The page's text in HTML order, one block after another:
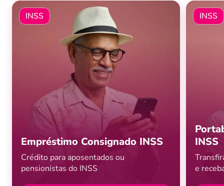
INSS
Empréstimo Consignado INSS
Crédito para aposentados ou
pensionistas do INSS
INSS
INSS
e